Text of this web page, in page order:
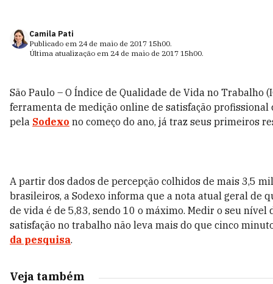
Camila Pati
Publicado em 24 de maio de 2017 15h00.
Última atualização em 24 de maio de 2017 15h00.
São Paulo – O Índice de Qualidade de Vida no Trabalho
ferramenta de medição online de satisfação profissional
pela Sodexo no começo do ano, já traz seus primeiros
A partir dos dados de percepção colhidos de mais 3,5 mil
brasileiros, a Sodexo informa que a nota atual geral de
de vida é de 5,83, sendo 10 o máximo. Medir o seu nível
satisfação no trabalho não leva mais do que cinco
da pesquisa.
Veja também